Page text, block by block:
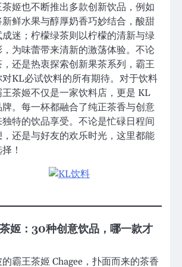
姬也不断推出多款创新饮品，例如
鲜水果与醇厚奶香巧妙结合，酸甜
迷；柠檬绿茶则以柠檬的清新与绿
为味蕾带来清新的激荡体验。不论
还是热衷探索创新果茶系列，霸王
KL必试饮料的所有期待。对于饮料
茶姬不仅是一家饮料店，更是 KL
。每一杯都融合了纯正茶香与创意
特的饮品享受。不论是忙碌日程间
还是与好友的欢乐时光，这里都能
！
姬：30种创意饮品，哪一款才
霸王茶姬 Chagee，扑面而来的茶香